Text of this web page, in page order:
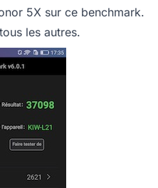
5X sur ce benchmark.
les autres.